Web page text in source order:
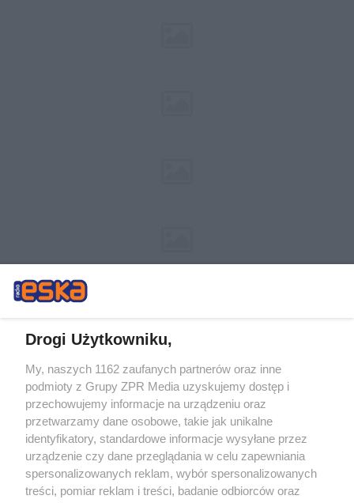
Żaden utwór zamieszczony w serwisie nie może być powielany i
rozpowszechniany lub dalej rozpowszechniany w jakikolwiek sposób (w
tym także elektroniczny lub mechaniczny) na jakimkolwiek polu
eksploatacji w jakiejkolwiek formie, włącznie z umieszczaniem w Internecie
bez pisemnej zgody właściciela praw. Jakiekolwiek użycie lub
wykorzystanie utworów w całości lub w części z naruszeniem prawa, tzn.
bez właściwej zgody, jest zabronione pod groźbą kary i może być ścigane
prawnie.
Drogi Użytkowniku,
My, naszych 1162 zaufanych partnerów oraz inne
podmioty z Grupy ZPR Media uzyskujemy dostęp i
przechowujemy informacje na urządzeniu oraz
przetwarzamy dane osobowe, takie jak unikalne
identyfikatory, standardowe informacje wysyłane przez
urządzenie czy dane przeglądania w celu zapewniania
spersonalizowanych reklam, wybór spersonalizowanych
treści, pomiar reklam i treści, badanie odbiorców oraz